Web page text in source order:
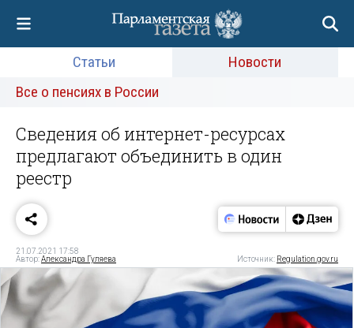
Статьи
Новости
Все о пенсиях в России
Сведения об интернет-ресурсах
предлагают объединить в один
реестр
21.07.2021 17:58
Автор:Александра Гуляева Источник: Regulation.gov.ru